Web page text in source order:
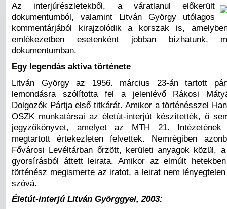
Az interjúrészletekből, a váratlanul előkerült
dokumentumból, valamint Litván György utólagos
kommentárjából kirajzolódik a korszak is,
emlékezetben esetenként jobban
dokumentumban.
Egy legendás aktíva története
Litván György az 1956. március 23-án tartott
lemondásra szólította fel a jelenlévő Rákosi
Dolgozók Pártja első titkárát. Amikor a történésszel
OSZK munkatársai az életút-interjút készítették, ő
jegyzőkönyvet, amelyet az MTH 21. Intézetének
megtartott értekezleten felvettek. Nemrégiben
Fővárosi Levéltárban őrzött, kerületi anyagok közül,
gyorsírásból áttett leirata. Amikor az elmúlt
történész megismerte az iratot, a leirat nem
szóvá.
Életút-interjú Litván Györggyel, 2003: